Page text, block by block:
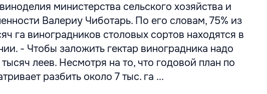
министерства сельского хозяйства и
Валериу Чиботарь. По его словам, 75% из
га виноградников столовых сортов находятся в
- Чтобы заложить гектар виноградника надо
леев. Несмотря на то, что годовой план по
разбить около 7 тыс. га ...